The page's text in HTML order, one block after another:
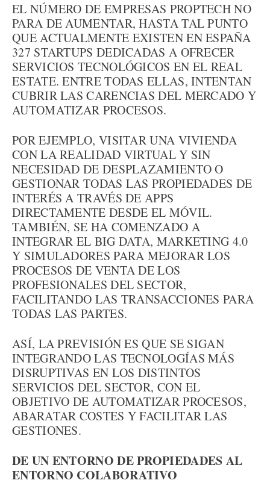
EL NÚMERO DE EMPRESAS PROPTECH NO
PARA DE AUMENTAR, HASTA TAL PUNTO
QUE ACTUALMENTE EXISTEN EN ESPAÑA
327 STARTUPS DEDICADAS A OFRECER
SERVICIOS TECNOLÓGICOS EN EL REAL
ESTATE. ENTRE TODAS ELLAS, INTENTAN
CUBRIR LAS CARENCIAS DEL MERCADO Y
AUTOMATIZAR PROCESOS.
POR EJEMPLO, VISITAR UNA VIVIENDA
CON LA REALIDAD VIRTUAL Y SIN
NECESIDAD DE DESPLAZAMIENTO O
GESTIONAR TODAS LAS PROPIEDADES DE
INTERÉS A TRAVÉS DE APPS
DIRECTAMENTE DESDE EL MÓVIL.
TAMBIÉN, SE HA COMENZADO A
INTEGRAR EL BIG DATA, MARKETING 4.0
Y SIMULADORES PARA MEJORAR LOS
PROCESOS DE VENTA DE LOS
PROFESIONALES DEL SECTOR,
FACILITANDO LAS TRANSACCIONES PARA
TODAS LAS PARTES.
ASÍ, LA PREVISIÓN ES QUE SE SIGAN
INTEGRANDO LAS TECNOLOGÍAS MÁS
DISRUPTIVAS EN LOS DISTINTOS
SERVICIOS DEL SECTOR, CON EL
OBJETIVO DE AUTOMATIZAR PROCESOS,
ABARATAR COSTES Y FACILITAR LAS
GESTIONES.
DE UN ENTORNO DE PROPIEDADES AL
ENTORNO COLABORATIVO